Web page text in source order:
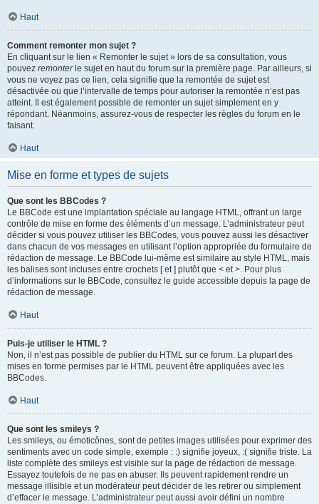
Haut
Comment remonter mon sujet ?
En cliquant sur le lien « Remonter le sujet » lors de sa consultation, vous
pouvez remonterle sujet en haut du forum sur la première page. Par ailleurs, si
vous ne voyez pas ce lien, cela signifie que la remontée de sujet est
désactivée ou que l’intervalle de temps pour autoriser la remontée n’est pas
atteint. Il est également possible de remonter un sujet simplement en y
répondant. Néanmoins, assurez-vous de respecter les règles du forum en le
faisant.
Haut
Mise en forme et types de sujets
Que sont les BBCodes ?
Le BBCode est une implantation spéciale au langage HTML, offrant un large
contrôle de mise en forme des éléments d’un message. L’administrateur peut
décider si vous pouvez utiliser les BBCodes, vous pouvez aussi les désactiver
dans chacun de vos messages en utilisant l’option appropriée du formulaire de
rédaction de message. Le BBCode lui-même est similaire au style HTML, mais
les balises sont incluses entre crochets [ et ] plutôt que < et >. Pour plus
d’informations sur le BBCode, consultez le guide accessible depuis la page de
rédaction de message.
Haut
Puis-je utiliser le HTML ?
Non, il n’est pas possible de publier du HTML sur ce forum. La plupart des
mises en forme permises par le HTML peuvent être appliquées avec les
BBCodes.
Haut
Que sont les smileys ?
Les smileys, ou émoticônes, sont de petites images utilisées pour exprimer des
sentiments avec un code simple, exemple : :) signifie joyeux, :( signifie triste. La
liste complète des smileys est visible sur la page de rédaction de message.
Essayez toutefois de ne pas en abuser. Ils peuvent rapidement rendre un
message illisible et un modérateur peut décider de les retirer ou simplement
d’effacer le message. L’administrateur peut aussi avoir défini un nombre